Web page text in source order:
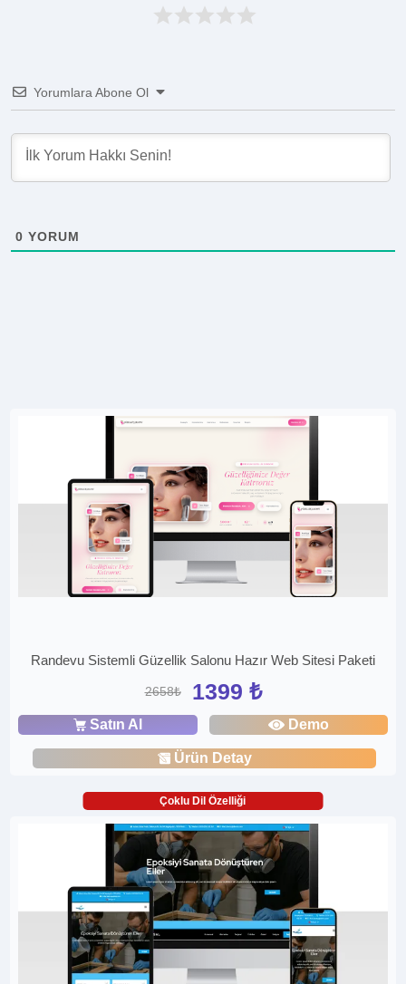
Yorumlara Abone Ol
0 YORUM
Randevu Sistemli Güzellik Salonu Hazır Web Sitesi Paketi
2658₺ 1399 ₺
Satın Al Demo
Ürün Detay
Çoklu Dil Özelliği